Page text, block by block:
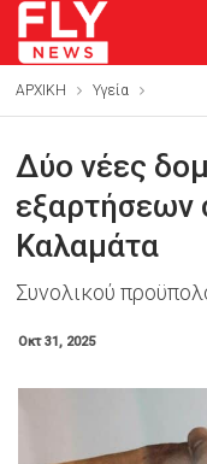
ΑΡΧΙΚΗ Υγεία
Δύο νέες
εξαρτήσεων
Καλαμάτα
Συνολικού
Οκτ 31, 2025